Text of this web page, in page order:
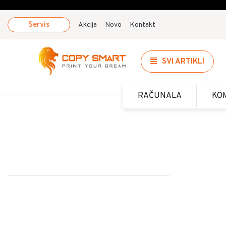
Servis Akcija Novo Kontakt
SVI ARTIKLI
RAČUNALA